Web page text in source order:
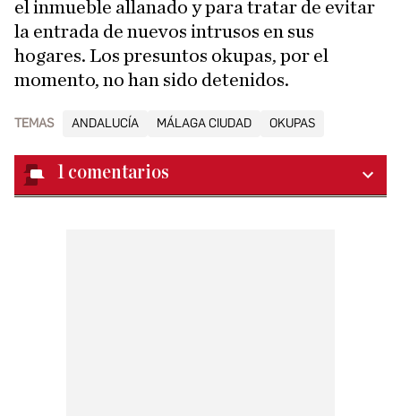
el inmueble allanado y para tratar de evitar
la entrada de nuevos intrusos en sus
hogares. Los presuntos okupas, por el
momento, no han sido detenidos.
TEMAS ANDALUCÍA MÁLAGA CIUDAD OKUPAS
1 comentarios